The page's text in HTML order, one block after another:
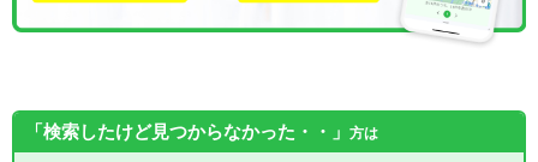
「検索したけど見つからなかった・・」 方は